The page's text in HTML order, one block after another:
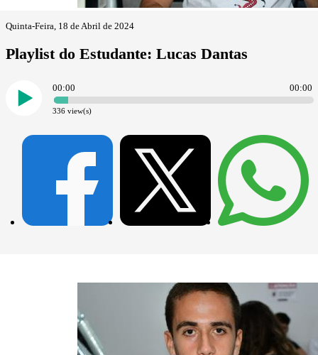
Quinta-Feira, 18 de Abril de 2024
Playlist do Estudante: Lucas Dantas
00:00 00:00
336view(s)